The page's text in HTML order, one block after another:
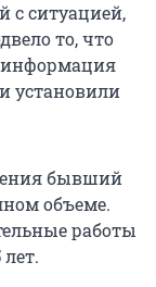
с ситуацией,
то, что
информация
установили
бывший
объеме.
работы